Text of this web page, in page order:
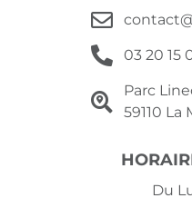
03 20 15
Parc
59110 La
Du